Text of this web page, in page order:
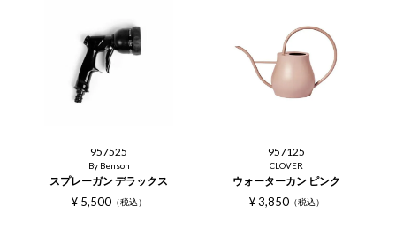
957525
By Benson
スプレーガン デラックス
¥ 5,500 税込
957125
CLOVER
ウォーターカン ピンク
¥ 3,850 税込